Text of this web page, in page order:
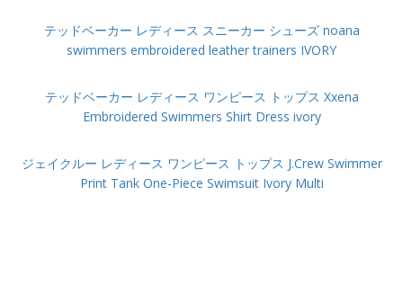
テッドベーカー レディース スニーカー シューズ noana
swimmers embroidered leather trainers IVORY
テッドベーカー レディース ワンピース トップス Xxena
Embroidered Swimmers Shirt Dress ivory
ジェイクルー レディース ワンピース トップス J.Crew Swimmer
Print Tank One-Piece Swimsuit Ivory Multi